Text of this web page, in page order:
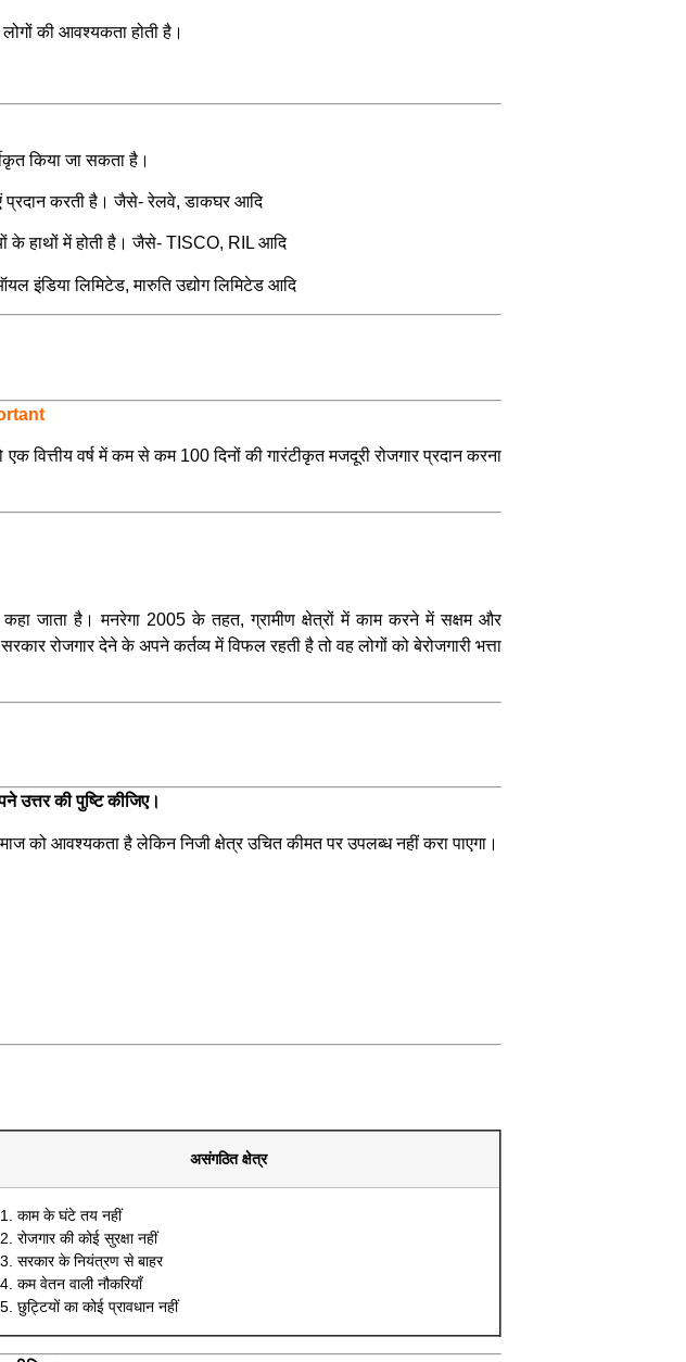
की आवश्यकता होती है।
किया जा सकता है।
प्रदान करती है। जैसे- रेलवे, डाकघर आदि
के हाथों में होती है। जैसे- TISCO, RIL आदि
इंडिया लिमिटेड, मारुति उद्योग लिमिटेड आदि
वित्तीय वर्ष में कम से कम 100 दिनों की गारंटीकृत मजदूरी रोजगार प्रदान करना
कहा जाता है। मनरेगा 2005 के तहत, ग्रामीण क्षेत्रों में काम करने में सक्षम और
रोजगार देने के अपने कर्तव्य में विफल रहती है तो वह लोगों को बेरोजगारी भत्ता
उत्तर की पुष्टि कीजिए।
को आवश्यकता है लेकिन निजी क्षेत्र उचित कीमत पर उपलब्ध नहीं करा पाएगा।
असंगठित क्षेत्र
काम के घंटे तय नहीं
रोजगार की कोई सुरक्षा नहीं
सरकार के नियंत्रण से बाहर
कम वेतन वाली नौकरियाँ
छुट्टियों का कोई प्रावधान नहीं